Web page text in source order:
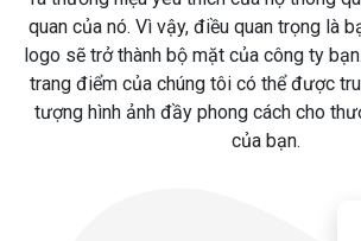
quan của nó. Vì vậy, điều quan trọng là
logo sẽ trở thành bộ mặt của công ty
trang điểm của chúng tôi có thể được
tượng hình ảnh đầy phong cách cho
của bạn.